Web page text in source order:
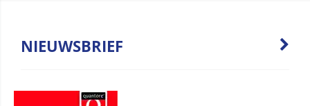
NIEUWSBRIEF